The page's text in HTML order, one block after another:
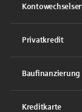
Privatkredit
Baufinanzierung
Kreditkarte